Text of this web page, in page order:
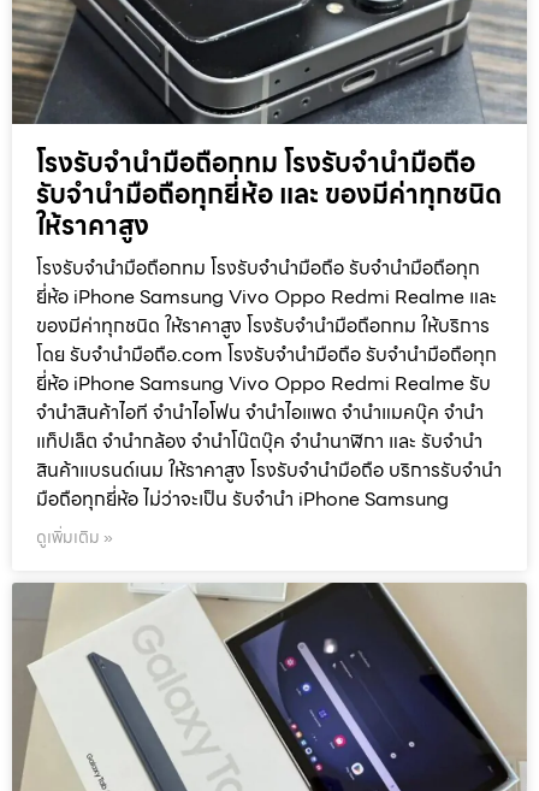
โรงรับจำนำมือถือกทม โรงรับจำนำมือถือ
รับจำนำมือถือทุกยี่ห้อ และ ของมีค่าทุกชนิด
ให้ราคาสูง
โรงรับจำนำมือถือกทม โรงรับจำนำมือถือ รับจำนำมือถือทุก
ยี่ห้อ iPhone Samsung Vivo Oppo Redmi Realme และ
ของมีค่าทุกชนิด ให้ราคาสูง โรงรับจำนำมือถือกทม ให้บริการ
โดย รับจํานํามือถือ.com โรงรับจำนำมือถือ รับจำนำมือถือทุก
ยี่ห้อ iPhone Samsung Vivo Oppo Redmi Realme รับ
จำนำสินค้าไอที จำนำไอโฟน จำนำไอแพด จำนำแมคบุ๊ค จำนำ
แท็ปเล็ต จำนำกล้อง จำนำโน๊ตบุ๊ค จำนำนาฬิกา และ รับจำนำ
สินค้าแบรนด์เนม ให้ราคาสูง โรงรับจำนำมือถือ บริการรับจำนำ
มือถือทุกยี่ห้อ ไม่ว่าจะเป็น รับจำนำ iPhone Samsung
ดูเพิ่มเติม »